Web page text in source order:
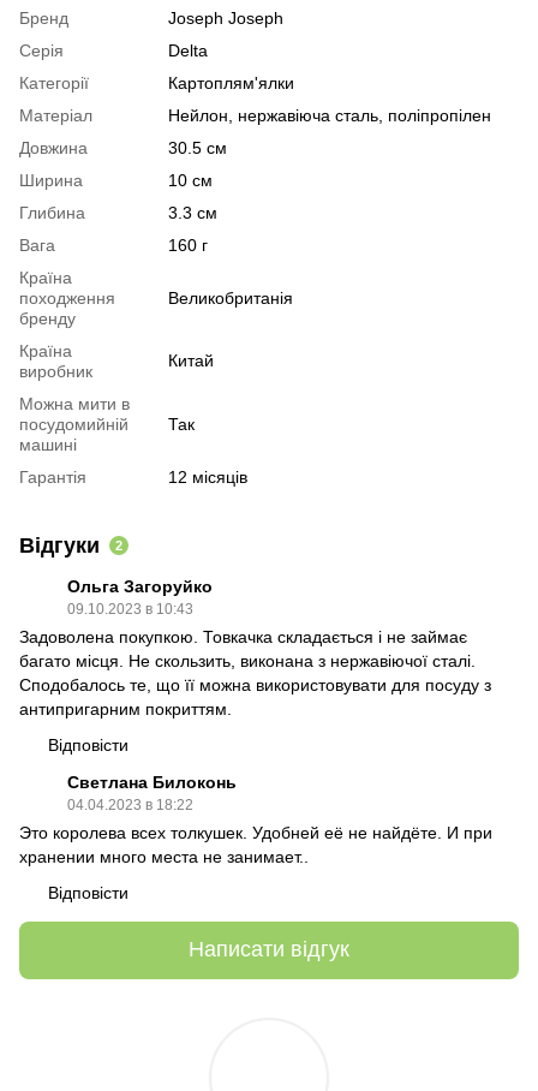
Бренд
Joseph Joseph
Серія
Delta
Категорії
Картоплям'ялки
Матеріал
Нейлон, нержавіюча сталь, поліпропілен
Довжина
30.5 см
Ширина
10 см
Глибина
3.3 см
Вага
160 г
Країна
походження
бренду
Великобританія
Країна
виробник
Китай
Можна мити в
посудомийній
машині
Так
Гарантія 12 місяців
Відгуки 2
Ольга Загоруйко
09.10.2023 в 10:43
Задоволена покупкою. Товкачка складається і не займає
багато місця. Не скользить, виконана з нержавіючої сталі.
Сподобалось те, що її можна використовувати для посуду з
антипригарним покриттям.
Відповісти
Светлана Билоконь
04.04.2023 в 18:22
Это королева всех толкушек. Удобней её не найдёте. И при
хранении много места не занимает..
Відповісти
Написати відгук